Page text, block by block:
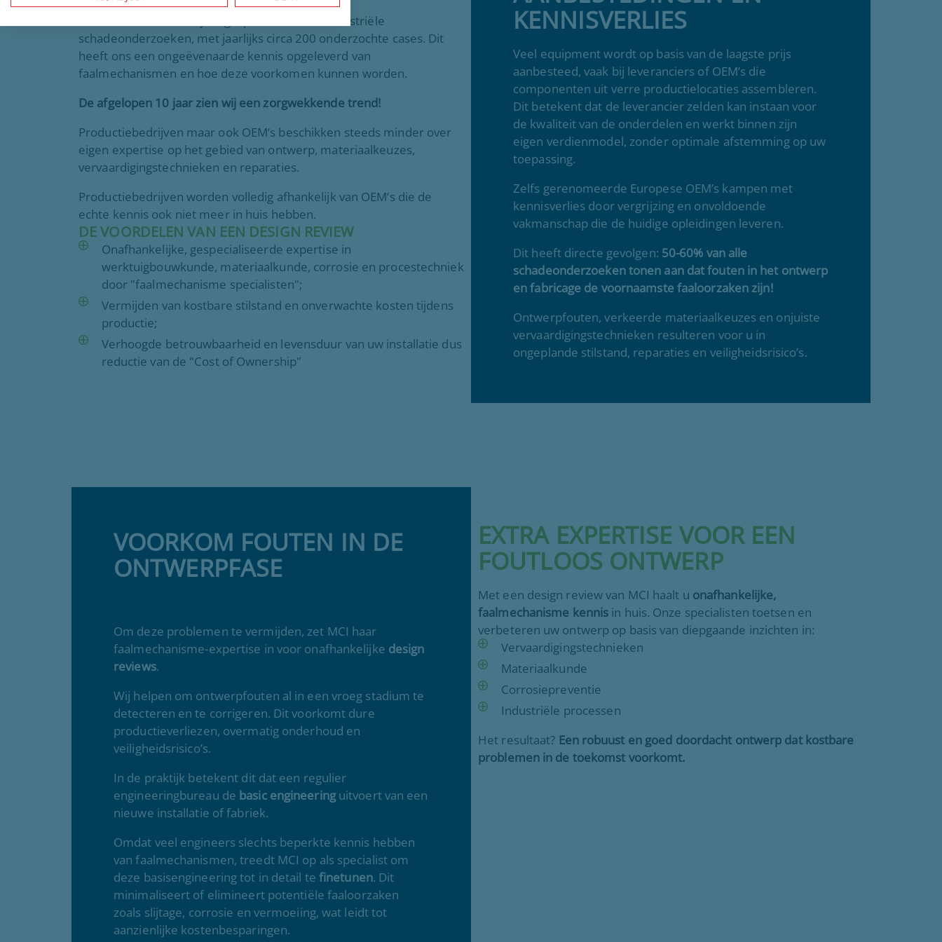
MCI is al meer dan 40 jaar gespecialiseerd in industriële
schadeonderzoeken, met jaarlijks circa 200 onderzochte cases. Dit
heeft ons een ongeëvenaarde kennis opgeleverd van
faalmechanismen en hoe deze voorkomen kunnen worden.
De afgelopen 10 jaar zien wij een zorgwekkende trend!
Productiebedrijven maar ook OEM’s beschikken steeds minder over
eigen expertise op het gebied van ontwerp, materiaalkeuzes,
vervaardigingstechnieken en reparaties.
Productiebedrijven worden volledig afhankelijk van OEM’s die de
echte kennis ook niet meer in huis hebben.
DE VOORDELEN VAN EEN DESIGN REVIEW
Onafhankelijke, gespecialiseerde expertise in
werktuigbouwkunde, materiaalkunde, corrosie en procestechniek
door "faalmechanisme specialisten";
Vermijden van kostbare stilstand en onverwachte kosten tijdens
productie;
Verhoogde betrouwbaarheid en levensduur van uw installatie dus
reductie van de "Cost of Ownership"
KENNISVERLIES
Veel equipment wordt op basis van de laagste prijs
aanbesteed, vaak bij leveranciers of OEM’s die
componenten uit verre productielocaties assembleren.
Dit betekent dat de leverancier zelden kan instaan voor
de kwaliteit van de onderdelen en werkt binnen zijn
eigen verdienmodel, zonder optimale afstemming op uw
toepassing.
Zelfs gerenomeerde Europese OEM’s kampen met
kennisverlies door vergrijzing en onvoldoende
vakmanschap die de huidige opleidingen leveren.
Dit heeft directe gevolgen: 50-60% van alle
schadeonderzoeken tonen aan dat fouten in het ontwerp
en fabricage de voornaamste faaloorzaken zijn!
Ontwerpfouten, verkeerde materiaalkeuzes en onjuiste
vervaardigingstechnieken resulteren voor u in
ongeplande stilstand, reparaties en veiligheidsrisico’s.
VOORKOM FOUTEN IN DE
ONTWERPFASE
Om deze problemen te vermijden, zet MCI haar
faalmechanisme-expertise in voor onafhankelijke design
reviews.
Wij helpen om ontwerpfouten al in een vroeg stadium te
detecteren en te corrigeren. Dit voorkomt dure
productieverliezen, overmatig onderhoud en
veiligheidsrisico’s.
In de praktijk betekent dit dat een regulier
engineeringbureau de basic engineeringuitvoert van een
nieuwe installatie of fabriek.
Omdat veel engineers slechts beperkte kennis hebben
van faalmechanismen, treedt MCI op als specialist om
deze basisengineering tot in detail te finetunen. Dit
minimaliseert of elimineert potentiële faaloorzaken
zoals slijtage, corrosie en vermoeiing, wat leidt tot
aanzienlijke kostenbesparingen.
EXTRA EXPERTISE VOOR EEN
FOUTLOOS ONTWERP
Met een design review van MCI haalt u onafhankelijke,
faalmechanisme kennis in huis. Onze specialisten toetsen en
verbeteren uw ontwerp op basis van diepgaande inzichten in:
Vervaardigingstechnieken
Materiaalkunde
Corrosiepreventie
Industriële processen
Het resultaat? Een robuust en goed doordacht ontwerp dat kostbare
problemen in de toekomst voorkomt.